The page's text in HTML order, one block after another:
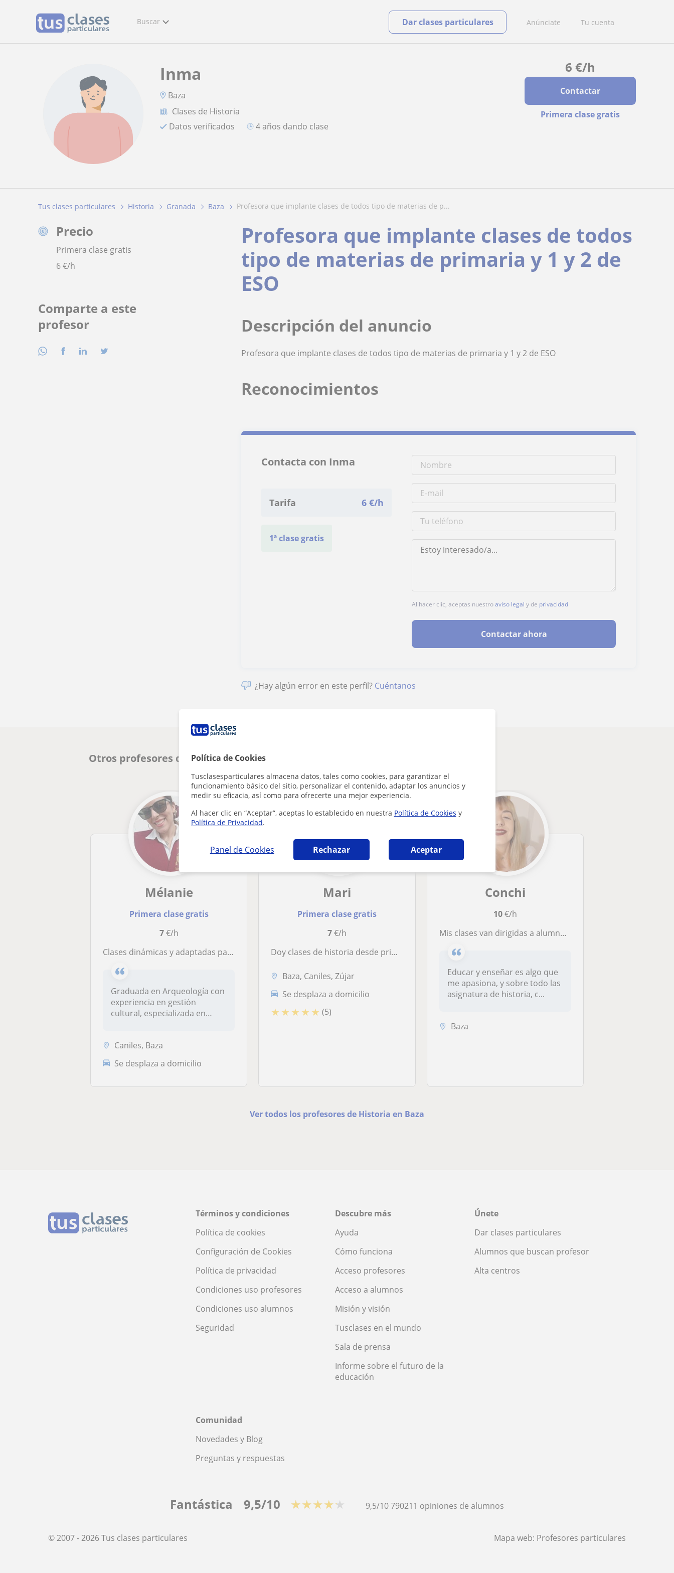
Política de Cookies
Tusclasesparticulares almacena datos, tales como cookies, para garantizar el
funcionamiento básico del sitio, personalizar el contenido, adaptar los anuncios y
medir su eficacia, así como para ofrecerte una mejor experiencia.
Al hacer clic en “Aceptar”, aceptas lo establecido en nuestra Política de Cookies y
Política de Privacidad.
Panel de Cookies Rechazar Aceptar
Buscar Anúnciate Tu cuenta
Dar clases particulares
6 €/h
Contactar
Primera clase gratis
Inma
Baza
Clases de Historia
Datos verificados
4 años dando clase
Tus clases particulares Historia Granada Baza profesora que implante clases de todos tipo de materias de p...
Precio
Primera clase gratis
6€/h
Comparte a este
profesor
Profesora que implante clases de todos
tipo de materias de primaria y 1 y 2 de
ESO
Descripción del anuncio
Profesora que implante clases de todos tipo de materias de primaria y 1 y 2 de ESO
Reconocimientos
Contacta con Inma
Tarifa 6 €/h
1ª clase gratis
Al hacer clic, aceptas nuestroaviso legal y de privacidad
Contactar ahora
¿Hay algún error en este perfil? Cuéntanos
Otros profesores de Historia en Baza que pueden interesarte
Mélanie
Primera clase gratis
7€/h
Clases dinámicas y adaptadas para conseguir los objetivos
Graduada en Arqueología con
experiencia en gestión
cultural, especializada en
Caniles, Baza
Se desplaza a domicilio
Mari
Primera clase gratis
7€/h
Doy clases de historia desde primaria hasta segundo de bachillerato. Soy graduada en Historia y tengo el máster de profesorado en educación secundaria
Baza, Caniles, Zújar
Se desplaza a domicilio
★ ★ ★ ★ ★ (5)
Conchi
10€/h
Mis clases van dirigidas a alumnos/as de la ESO y bachillerato en materia de geografía, historia e historia del arte.
Educar y enseñar es algo que
me apasiona, y sobre todo las
asignatura de historia, c...
Baza
Ver todos los profesores de Historia en Baza
Términos y condiciones
Política de cookies
Configuración de Cookies
Política de privacidad
Condiciones uso profesores
Condiciones uso alumnos
Seguridad
Descubre más
Ayuda
Cómo funciona
Acceso profesores
Acceso a alumnos
Misión y visión
Tusclases en el mundo
Sala de prensa
Informe sobre el futuro de la
educación
Únete
Dar clases particulares
Alumnos que buscan profesor
Alta centros
Comunidad
Novedades y Blog
Preguntas y respuestas
Fantástica 9,5/10 ★★★★★ 9,5/10790211 opiniones de alumnos
© 2007 - 2026 Tus clases particulares Mapa web: Profesores particulares